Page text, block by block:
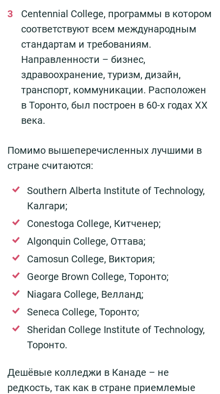
Centennial College, программы в котором
соответствуют всем международным
стандартам и требованиям.
Направленности – бизнес,
здравоохранение, туризм, дизайн,
транспорт, коммуникации. Расположен
в Торонто, был построен в 60-х годах XX
века.
Помимо вышеперечисленных лучшими в
стране считаются:
Southern Alberta Institute of Technology,
Калгари;
Conestoga College, Китченер;
Algonquin College, Оттава;
Camosun College, Виктория;
George Brown College, Торонто;
Niagara College, Велланд;
Seneca College, Торонто;
Sheridan College Institute of Technology,
Торонто.
Дешёвые колледжи в Канаде – не
редкость, так как в стране приемлемые